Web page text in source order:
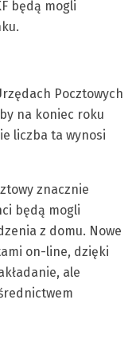
będą mogli
Pocztowych
na koniec roku
liczba ta wynosi
znacznie
będą mogli
z domu. Nowe
on-line, dzięki
ale